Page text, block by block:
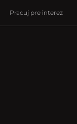
Pracuj pre interez